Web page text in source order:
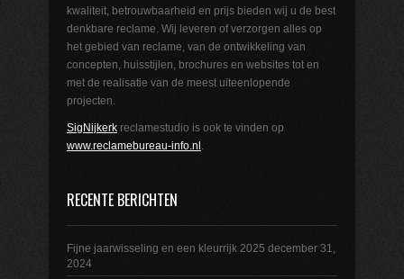
kwaliteit, betrouwbaarheid en prijs bieden wij u de best
denkbare reclame. Wij leveren of verzorgen alles op
het gebied van reclame, van de ontwikkeling van
concepten, huisstijlen, brochures en websites tot en
met de realisatie van de meest uiteenlopende
projecten.
SigNijkerk reclamestudio is ook te vinden op
www.reclamebureau-info.nl
RECENTE BERICHTEN
Fijne jaarwisseling en een kleurrijk 2025 december 31,
2024